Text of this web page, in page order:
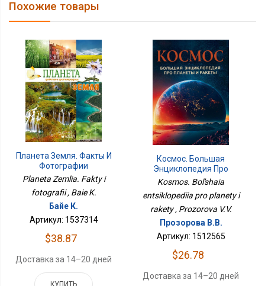
Похожие товары
Планета Земля. Факты И
Фотографии
Planeta Zemlia. Fakty i
fotografii , Baie K.
Байе К.
Артикул: 1537314
$38.87
Доставка за 14–20 дней
Космос. Большая
Энциклопедия Про
Планеты И Ракеты
Kosmos. Bol'shaia
entsiklopediia pro planety i
rakety , Prozorova V.V.
Прозорова В.В.
Артикул: 1512565
$26.78
Доставка за 14–20 дней